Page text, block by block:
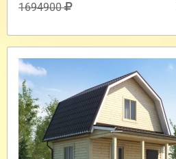
1694900